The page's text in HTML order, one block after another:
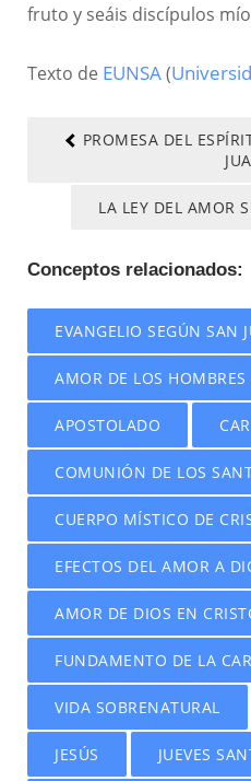
fruto y seáis discípulos
Texto de EUNSA(
PROMESA DEL
LA LEY DEL AMOR
Conceptos relacionados:
EVANGELIO SEGÚN SAN
AMOR DE LOS HOMBRES
APOSTOLADO
COMUNIÓN DE LOS
CUERPO MÍSTICO DE
EFECTOS DEL AMOR A
AMOR DE DIOS EN
FUNDAMENTO DE LA
VIDA SOBRENATURAL
JESÚS JUEVES